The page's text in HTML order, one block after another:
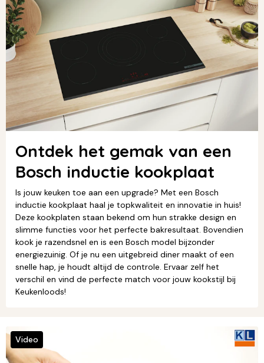
Ontdek het gemak van een
Bosch inductie kookplaat
Is jouw keuken toe aan een upgrade? Met een Bosch
inductie kookplaat haal je topkwaliteit en innovatie in huis!
Deze kookplaten staan bekend om hun strakke design en
slimme functies voor het perfecte bakresultaat. Bovendien
kook je razendsnel en is een Bosch model bijzonder
energiezuinig. Of je nu een uitgebreid diner maakt of een
snelle hap, je houdt altijd de controle. Ervaar zelf het
verschil en vind de perfecte match voor jouw kookstijl bij
Keukenloods!
Video